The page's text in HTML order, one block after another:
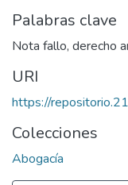
Palabras clave
Nota fallo, derecho
URI
https://
Colecciones
Abogacía